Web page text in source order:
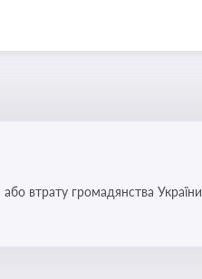
втрату громадянства України